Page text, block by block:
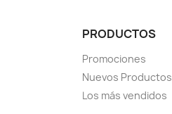
PRODUCTOS
Promociones
Nuevos Productos
Los más vendidos